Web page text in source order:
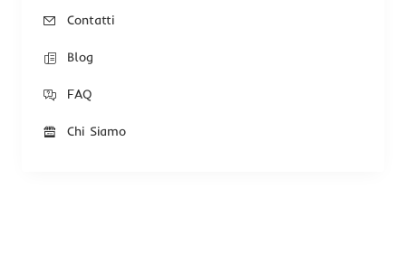
Contatti
Blog
FAQ
Chi Siamo